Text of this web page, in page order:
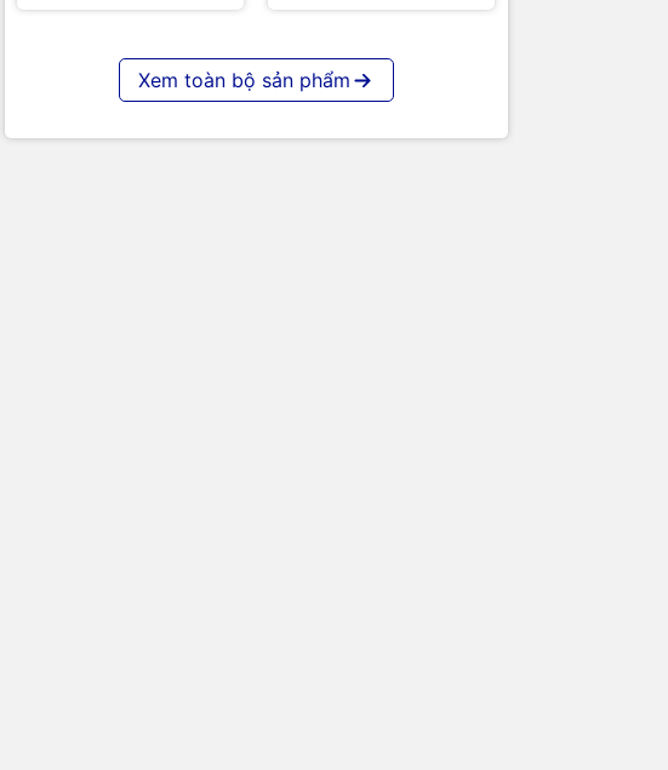
Xem toàn bộ sản phẩm